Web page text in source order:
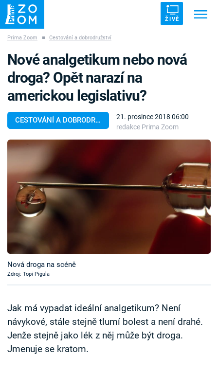
ŽIVĚ
ZÁHADY VETŘELCI DÁVNOVĚKU
Témata
Pořady
TV Program
Časopis
Sledujte prima+
Sledujte nás
Prima Zoom ■ Cestování a dobrodružství
CESTOVÁNÍ A DOBRODRUŽSTVÍ
21. prosince 2018 06:00
redakce Prima Zoom
Nové analgetikum nebo nová
droga? Opět narazí na
americkou legislativu?
Nová droga na scéně
Zdroj: Topi Pigula
Jak má vypadat ideální analgetikum? Není
návykové, stále stejně tlumí bolest a není drahé.
Jenže stejně jako lék z něj může být droga.
Jmenuje se kratom.